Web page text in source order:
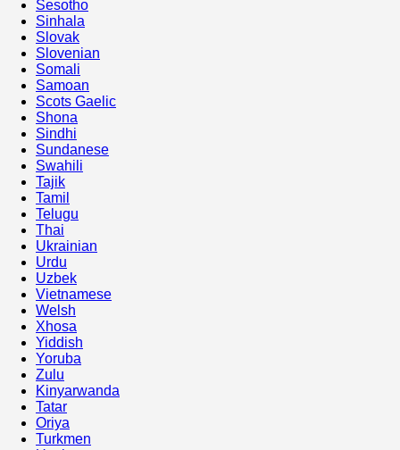
Sesotho
Sinhala
Slovak
Slovenian
Somali
Samoan
Scots Gaelic
Shona
Sindhi
Sundanese
Swahili
Tajik
Tamil
Telugu
Thai
Ukrainian
Urdu
Uzbek
Vietnamese
Welsh
Xhosa
Yiddish
Yoruba
Zulu
Kinyarwanda
Tatar
Oriya
Turkmen